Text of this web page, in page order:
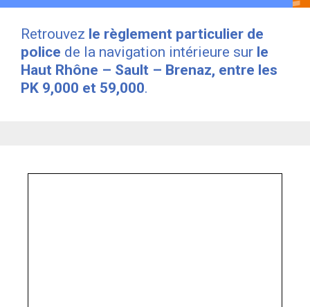
Retrouvez le règlement particulier de
police de la navigation intérieure sur le
Haut Rhône – Sault – Brenaz, entre les
PK 9,000 et 59,000.